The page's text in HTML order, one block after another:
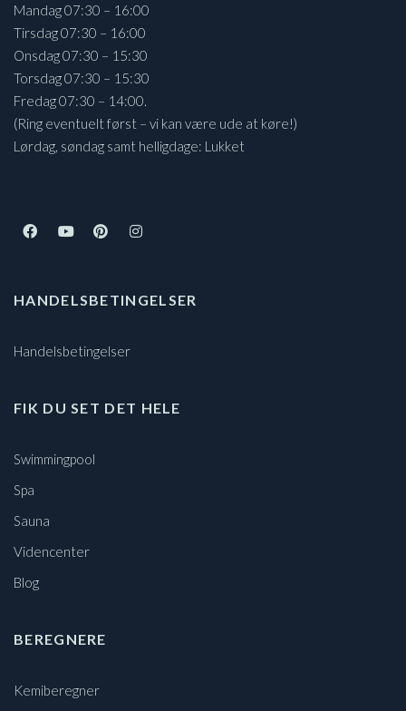
Mandag 07:30 – 16:00
Tirsdag 07:30 – 16:00
Onsdag 07:30 – 15:30
Torsdag 07:30 – 15:30
Fredag 07:30 – 14:00.
(Ring eventuelt først – vi kan være ude at køre!)
Lørdag, søndag samt helligdage: Lukket
HANDELSBETINGELSER
Handelsbetingelser
FIK DU SET DET HELE
Swimmingpool
Spa
Sauna
Videncenter
Blog
BEREGNERE
Kemiberegner